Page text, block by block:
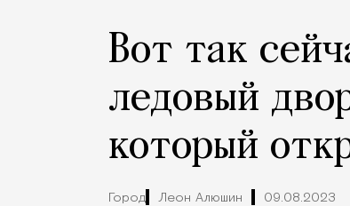
Вот так
ледовый
который
Город Леон Алюшин 09.08.2023